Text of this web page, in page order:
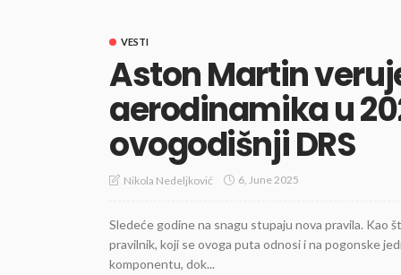
VESTI
Aston Martin
aerodinamika u
ovogodišnji DRS
Nikola Nedeljković 6, June 2025
Sledeće godine na snagu stupaju nova pravila. Kao
pravilnik, koji se ovoga puta odnosi i na pogonske
komponentu, dok...